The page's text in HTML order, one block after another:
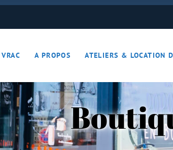
– Bières – Apérotime
A PROPOS ATELIERS & LOCATION
ON JOUE… ON
ON JOUE… ON S’DETEND !!